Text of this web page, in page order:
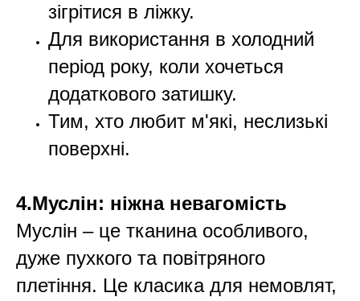
зігрітися в ліжку.
Для використання в холодний
період року, коли хочеться
додаткового затишку.
Тим, хто любит м'які, неслизькі
поверхні.
4.Муслін: ніжна невагомість
Муслін – це тканина особливого,
дуже пухкого та повітряного
плетіння. Це класика для немовлят,